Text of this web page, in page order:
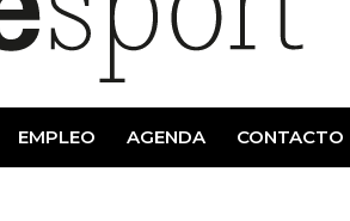
EMPLEO AGENDA CONTACTO